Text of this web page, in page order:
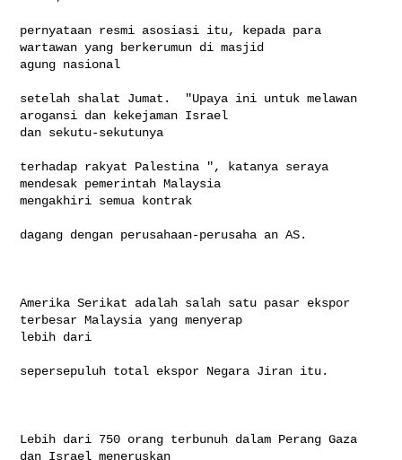
pernyataan resmi asosiasi itu, kepada para
wartawan yang berkerumun di masjid
agung nasional
setelah shalat Jumat.  "Upaya ini untuk melawan
arogansi dan kekejaman Israel
dan sekutu-sekutunya
terhadap rakyat Palestina ", katanya seraya
mendesak pemerintah Malaysia
mengakhiri semua kontrak
dagang dengan perusahaan-perusaha an AS.
Amerika Serikat adalah salah satu pasar ekspor
terbesar Malaysia yang menyerap
lebih dari
sepersepuluh total ekspor Negara Jiran itu.
Lebih dari 750 orang terbunuh dalam Perang Gaza
dan Israel meneruskan